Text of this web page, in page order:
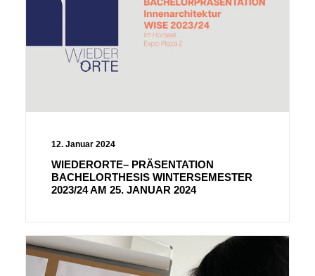
12. Januar 2024
WIEDERORTE– PRÄSENTATION
BACHELORTHESIS WINTERSEMESTER
2023/24 AM 25. JANUAR 2024